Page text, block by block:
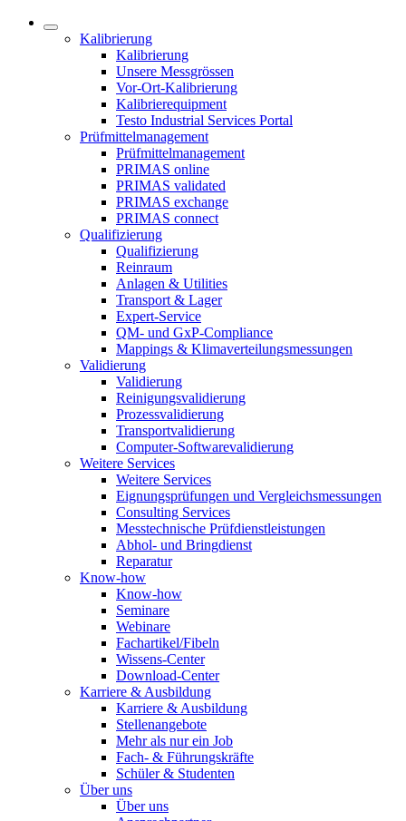
Kalibrierung
Kalibrierung
Unsere Messgrössen
Vor-Ort-Kalibrierung
Kalibrierequipment
Testo Industrial Services Portal
Prüfmittelmanagement
Prüfmittelmanagement
PRIMAS online
PRIMAS validated
PRIMAS exchange
PRIMAS connect
Qualifizierung
Qualifizierung
Reinraum
Anlagen & Utilities
Transport & Lager
Expert-Service
QM- und GxP-Compliance
Mappings & Klimaverteilungsmessungen
Validierung
Validierung
Reinigungsvalidierung
Prozessvalidierung
Transportvalidierung
Computer-Softwarevalidierung
Weitere Services
Weitere Services
Eignungsprüfungen und Vergleichsmessungen
Consulting Services
Messtechnische Prüfdienstleistungen
Abhol- und Bringdienst
Reparatur
Know-how
Know-how
Seminare
Webinare
Fachartikel/Fibeln
Wissens-Center
Download-Center
Karriere & Ausbildung
Karriere & Ausbildung
Stellenangebote
Mehr als nur ein Job
Fach- & Führungskräfte
Schüler & Studenten
Über uns
Über uns